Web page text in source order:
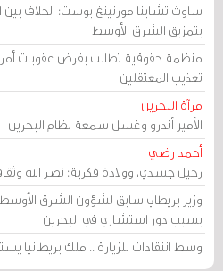
ساوث تشاينا مورنينغ بوست: الخلاف بين
بتمزيق الشرق الأوسط
منظمة حقوقية تطالب بفرض عقوبات
تعذيب المعتقلين
مرآة البحرين
الأمير أندرو وغسل سمعة نظام البحرين
أحمد رضي
رحيل جسدي، وولادة فكرية: نصر الله
وزير بريطاني سابق لشؤون الشرق
بسبب دور استشاري في البحرين
وسط انتقادات للزيارة .. ملك بريطانيا